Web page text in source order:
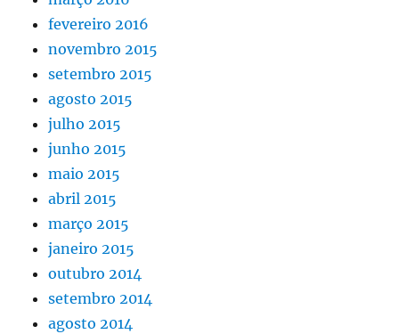
fevereiro 2016
novembro 2015
setembro 2015
agosto 2015
julho 2015
junho 2015
maio 2015
abril 2015
março 2015
janeiro 2015
outubro 2014
setembro 2014
agosto 2014